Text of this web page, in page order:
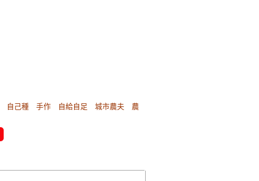
自己種 手作 自給自足 城市農夫
農